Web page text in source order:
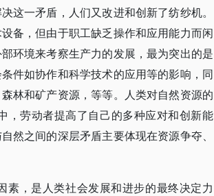
这一矛盾，人们又改进和创新了纺纱机。
备，但由于职工缺乏操作和应用能力而闲
环境来考察生产力的发展，最为突出的是
件如协作和科学技术的应用等的影响，同
林和矿产资源，等等。人类对自然资源的
，劳动者提高了自己的多种应对和创新能
然之间的深层矛盾主要体现在资源争夺、
，是人类社会发展和进步的最终决定力